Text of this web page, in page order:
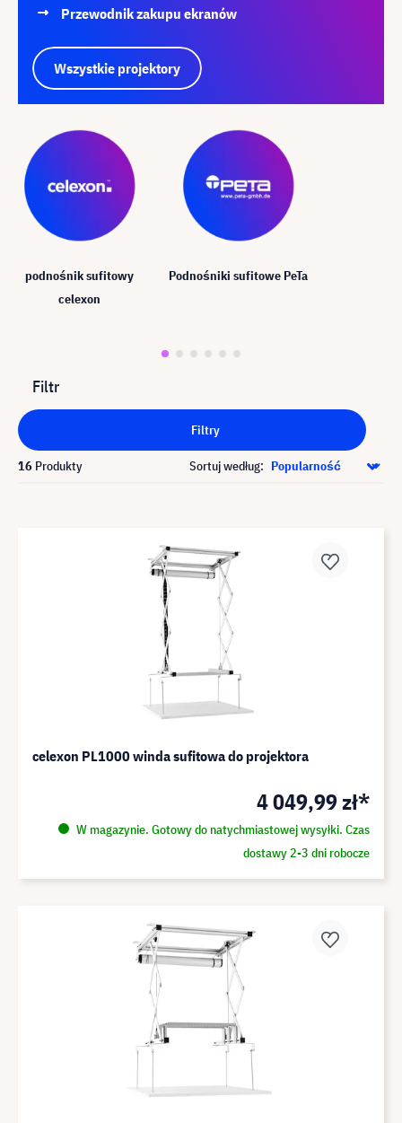
Przewodnik zakupu ekranów
Wszystkie projektory
podnośnik sufitowy
celexon
Podnośniki sufitowe PeTa
Filtr
Filtry
16 Produkty Sortuj według:
celexon PL1000 winda sufitowa do projektora
4 049,99 zł*
W magazynie. Gotowy do natychmiastowej wysyłki. Czas
dostawy 2-3 dni robocze